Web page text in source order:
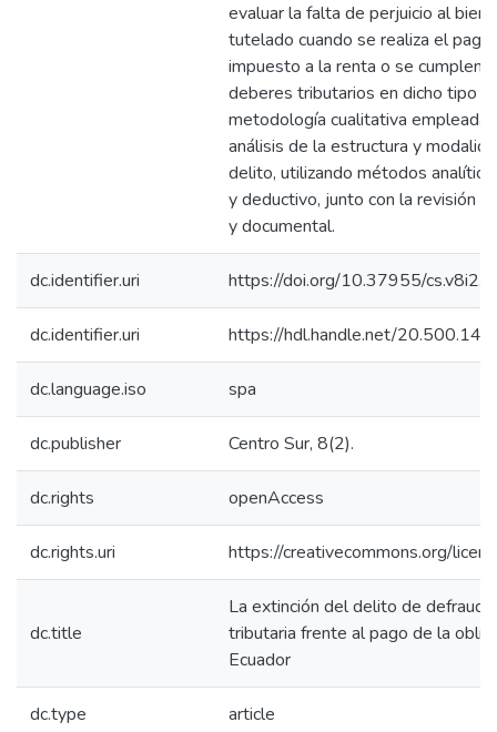
evaluar la falta de perjuicio al bien
tutelado cuando se realiza el pago
impuesto a la renta o se cumplen
deberes tributarios en dicho tipo
metodología cualitativa empleada
análisis de la estructura y
delito, utilizando métodos
y deductivo, junto con la revisión
y documental.
dc.identifier.uri https://doi.org/10.37955/
dc.identifier.uri https://hdl.handle.net/
dc.language.iso spa
dc.publisher Centro Sur, 8(2).
dc.rights openAccess
dc.rights.uri https://creativecommons.org/
dc.title
La extinción del delito de
tributaria frente al pago de la
Ecuador
dc.type article